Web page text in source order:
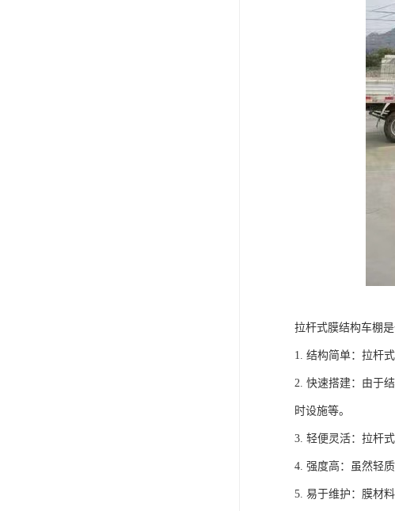
拉杆式膜结构车棚
1. 结构简单：拉杆
2. 快速搭建：由于
时设施等。
3. 轻便灵活：拉杆
4. 强度高：虽然轻
5. 易于维护：膜材